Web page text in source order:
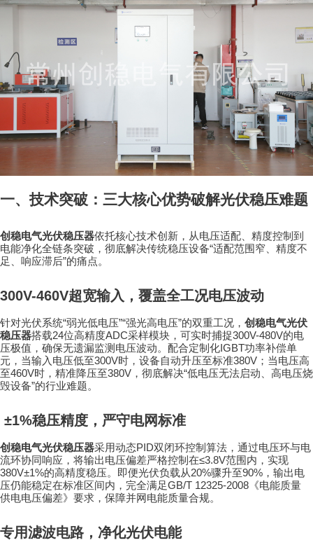
一、技术突破：三大核心优势破解光伏稳压难题
创稳电气光伏稳压器依托核心技术创新，从电压适配、精度控制到
电能净化全链条突破，彻底解决传统稳压设备“适配范围窄、精度不
足、响应滞后”的痛点。
300V-460V超宽输入，覆盖全工况电压波动
针对光伏系统“弱光低电压”“强光高电压”的双重工况， 创稳电气光伏
稳压器搭载24位高精度ADC采样模块，可实时捕捉300V-480V的电
压极值，确保无遗漏监测电压波动。配合定制化IGBT功率补偿单
元，当输入电压低至300V时，设备自动升压至标准380V ；当电压高
至460V时，精准降压至380V ，彻底解决“低电压无法启动、高电压烧
毁设备”的行业难题。
±1%稳压精度，严守电网标准
创稳电气光伏稳压器采用动态PID双闭环控制算法，通过电压环与电
流环协同响应，将输出电压偏差严格控制在≤3.8V范围内，实现
380V±1%的高精度稳压。即便光伏负载从20%骤升至90% ，输出电
压仍能稳定在标准区间内，完全满足GB/T 12325-2008 《电能质量
供电电压偏差》要求，保障并网电能质量合规。
专用滤波电路，净化光伏电能